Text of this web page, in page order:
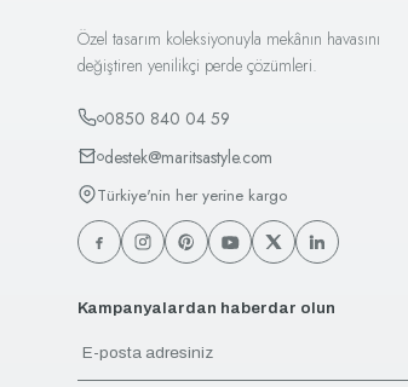
Özel tasarım koleksiyonuyla mekânın havasını
değiştiren yenilikçi perde çözümleri.
0850 840 04 59
destek@maritsastyle.com
Türkiye'nin her yerine kargo
Kampanyalardan haberdar olun